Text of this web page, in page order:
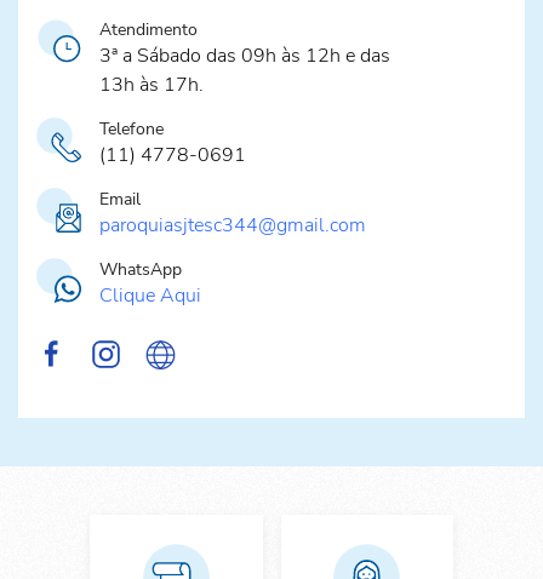
Atendimento
3ª a Sábado das 09h às 12h e das
13h às 17h.
Telefone
(11) 4778-0691
Email
paroquiasjtesc344@gmail.com
WhatsApp
Clique Aqui